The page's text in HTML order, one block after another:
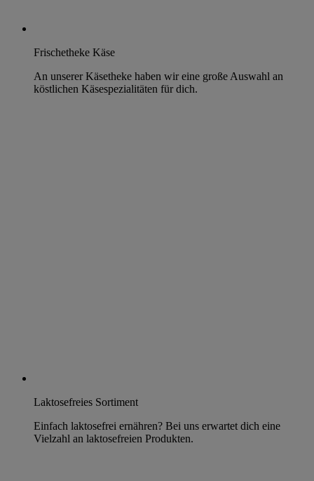
Frischetheke Käse
An unserer Käsetheke haben wir eine große Auswahl an
köstlichen Käsespezialitäten für dich.
Laktosefreies Sortiment
Einfach laktosefrei ernähren? Bei uns erwartet dich eine
Vielzahl an laktosefreien Produkten.